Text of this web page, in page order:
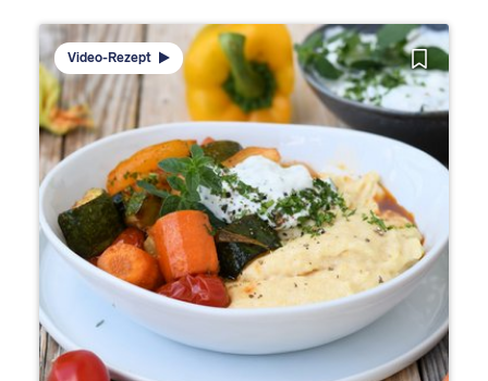
Video-Rezept